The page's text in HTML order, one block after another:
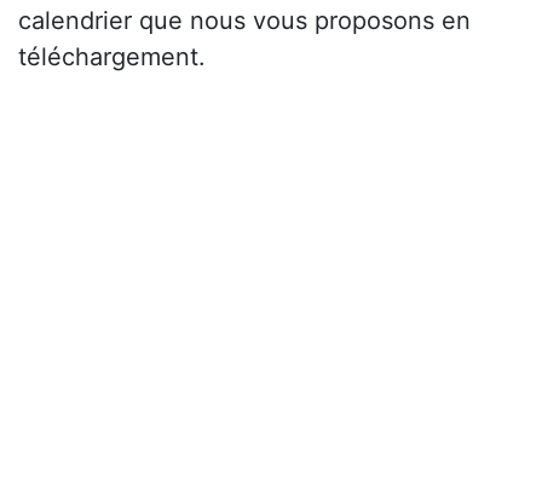
calendrier que nous vous proposons en
téléchargement.